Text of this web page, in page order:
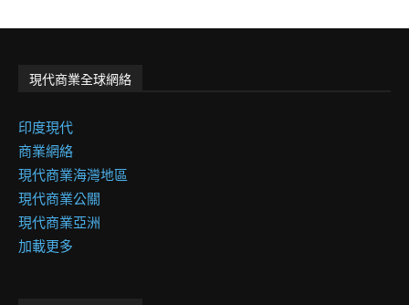
現代商業全球網絡
印度現代
商業網絡
現代商業海灣地區
現代商業公關
現代商業亞洲
加載更多